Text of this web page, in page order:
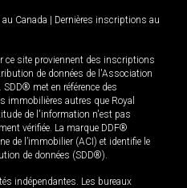
Canada
Dernières inscriptions au
ce site proviennent des inscriptions
de données de l'Association
met en référence des
immobilières autres que Royal
de l'information n'est pas
vérifiée. La marque DDF®
de l’immobilier (ACI) et identifie le
de données (SDD®).
indépendantes. Les bureaux